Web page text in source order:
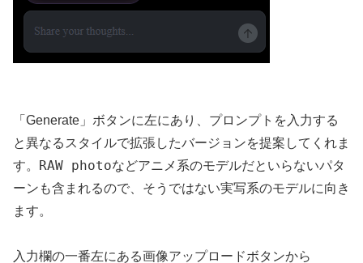
「Generate」ボタンに左にあり、プロンプトを入力する
と異なるスタイルで拡張したバージョンを提案してくれま
す。 RAW photoなどアニメ系のモデルだといらないパタ
ーンも含まれるので、そうではない実写系のモデルに向き
ます。
入力欄の一番左にある画像アップロードボタンから